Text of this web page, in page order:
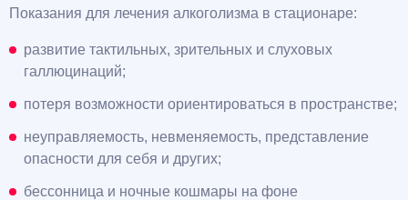
Показания для лечения алкоголизма в стационаре:
развитие тактильных, зрительных и слуховых
галлюцинаций;
потеря возможности ориентироваться в пространстве;
неуправляемость, невменяемость, представление
опасности для себя и других;
бессонница и ночные кошмары на фоне